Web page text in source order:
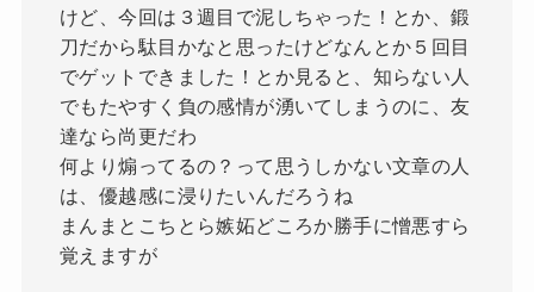
けど、今回は３週目で泥しちゃった！とか、鍛
刀だから駄目かなと思ったけどなんとか５回目
でゲットできました！とか見ると、知らない人
でもたやすく負の感情が湧いてしまうのに、友
達なら尚更だわ
何より煽ってるの？って思うしかない文章の人
は、優越感に浸りたいんだろうね
まんまとこちとら嫉妬どころか勝手に憎悪すら
覚えますが